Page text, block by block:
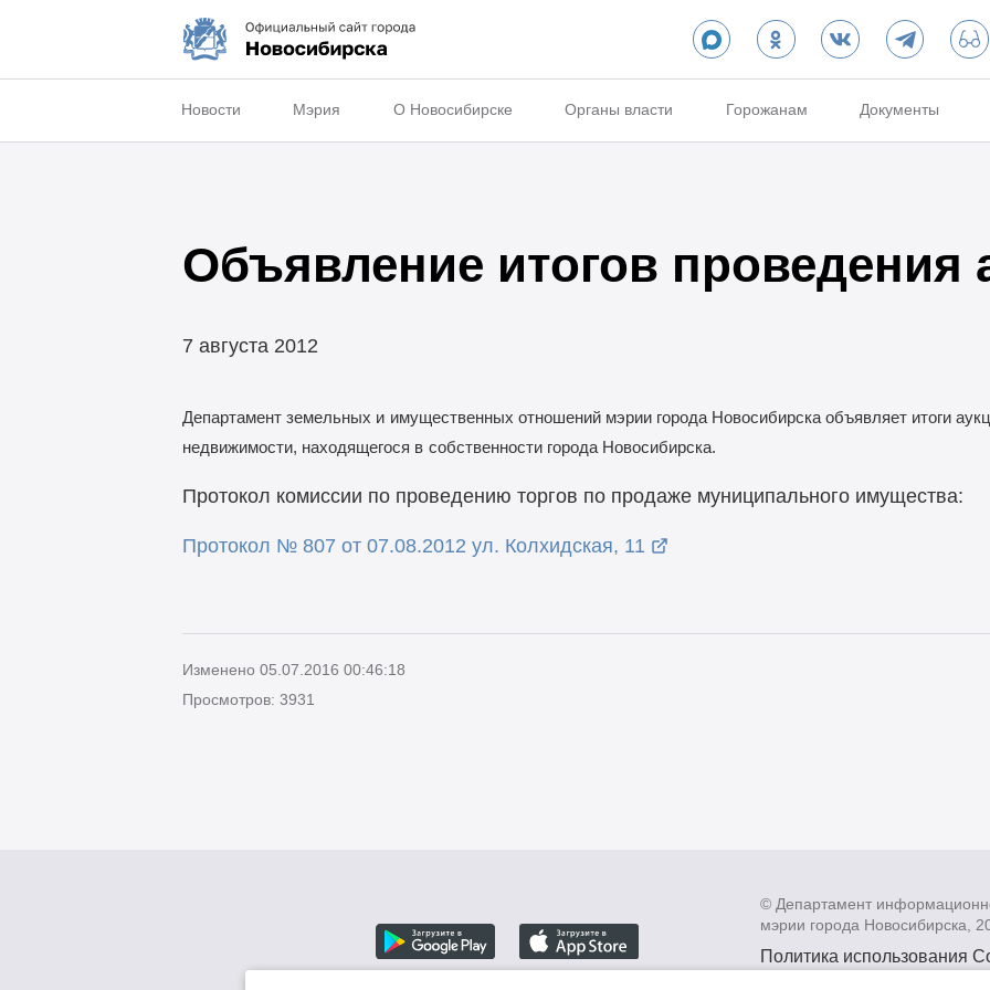
Новости Мэрия О Новосибирске Органы власти Горожанам Документы
Объявление итогов проведения
7 августа 2012
Департамент земельных и имущественных отношений мэрии города Новосибирска объявляет итоги
недвижимости, находящегося в собственности города Новосибирска.
Протокол комиссии по проведению торгов по продаже муниципального имущества:
Протокол № 807 от 07.08.2012 ул. Колхидская, 11
Изменено 05.07.2016 00:46:18
Просмотров: 3931
© Департамент
мэрии города Новосибирска,
Политика использования